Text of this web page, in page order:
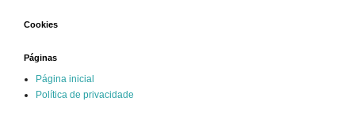
Cookies
Páginas
Página inicial
Política de privacidade